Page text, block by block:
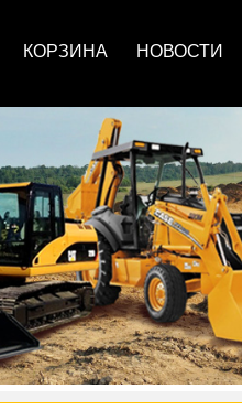
КОРЗИНА НОВОСТИ